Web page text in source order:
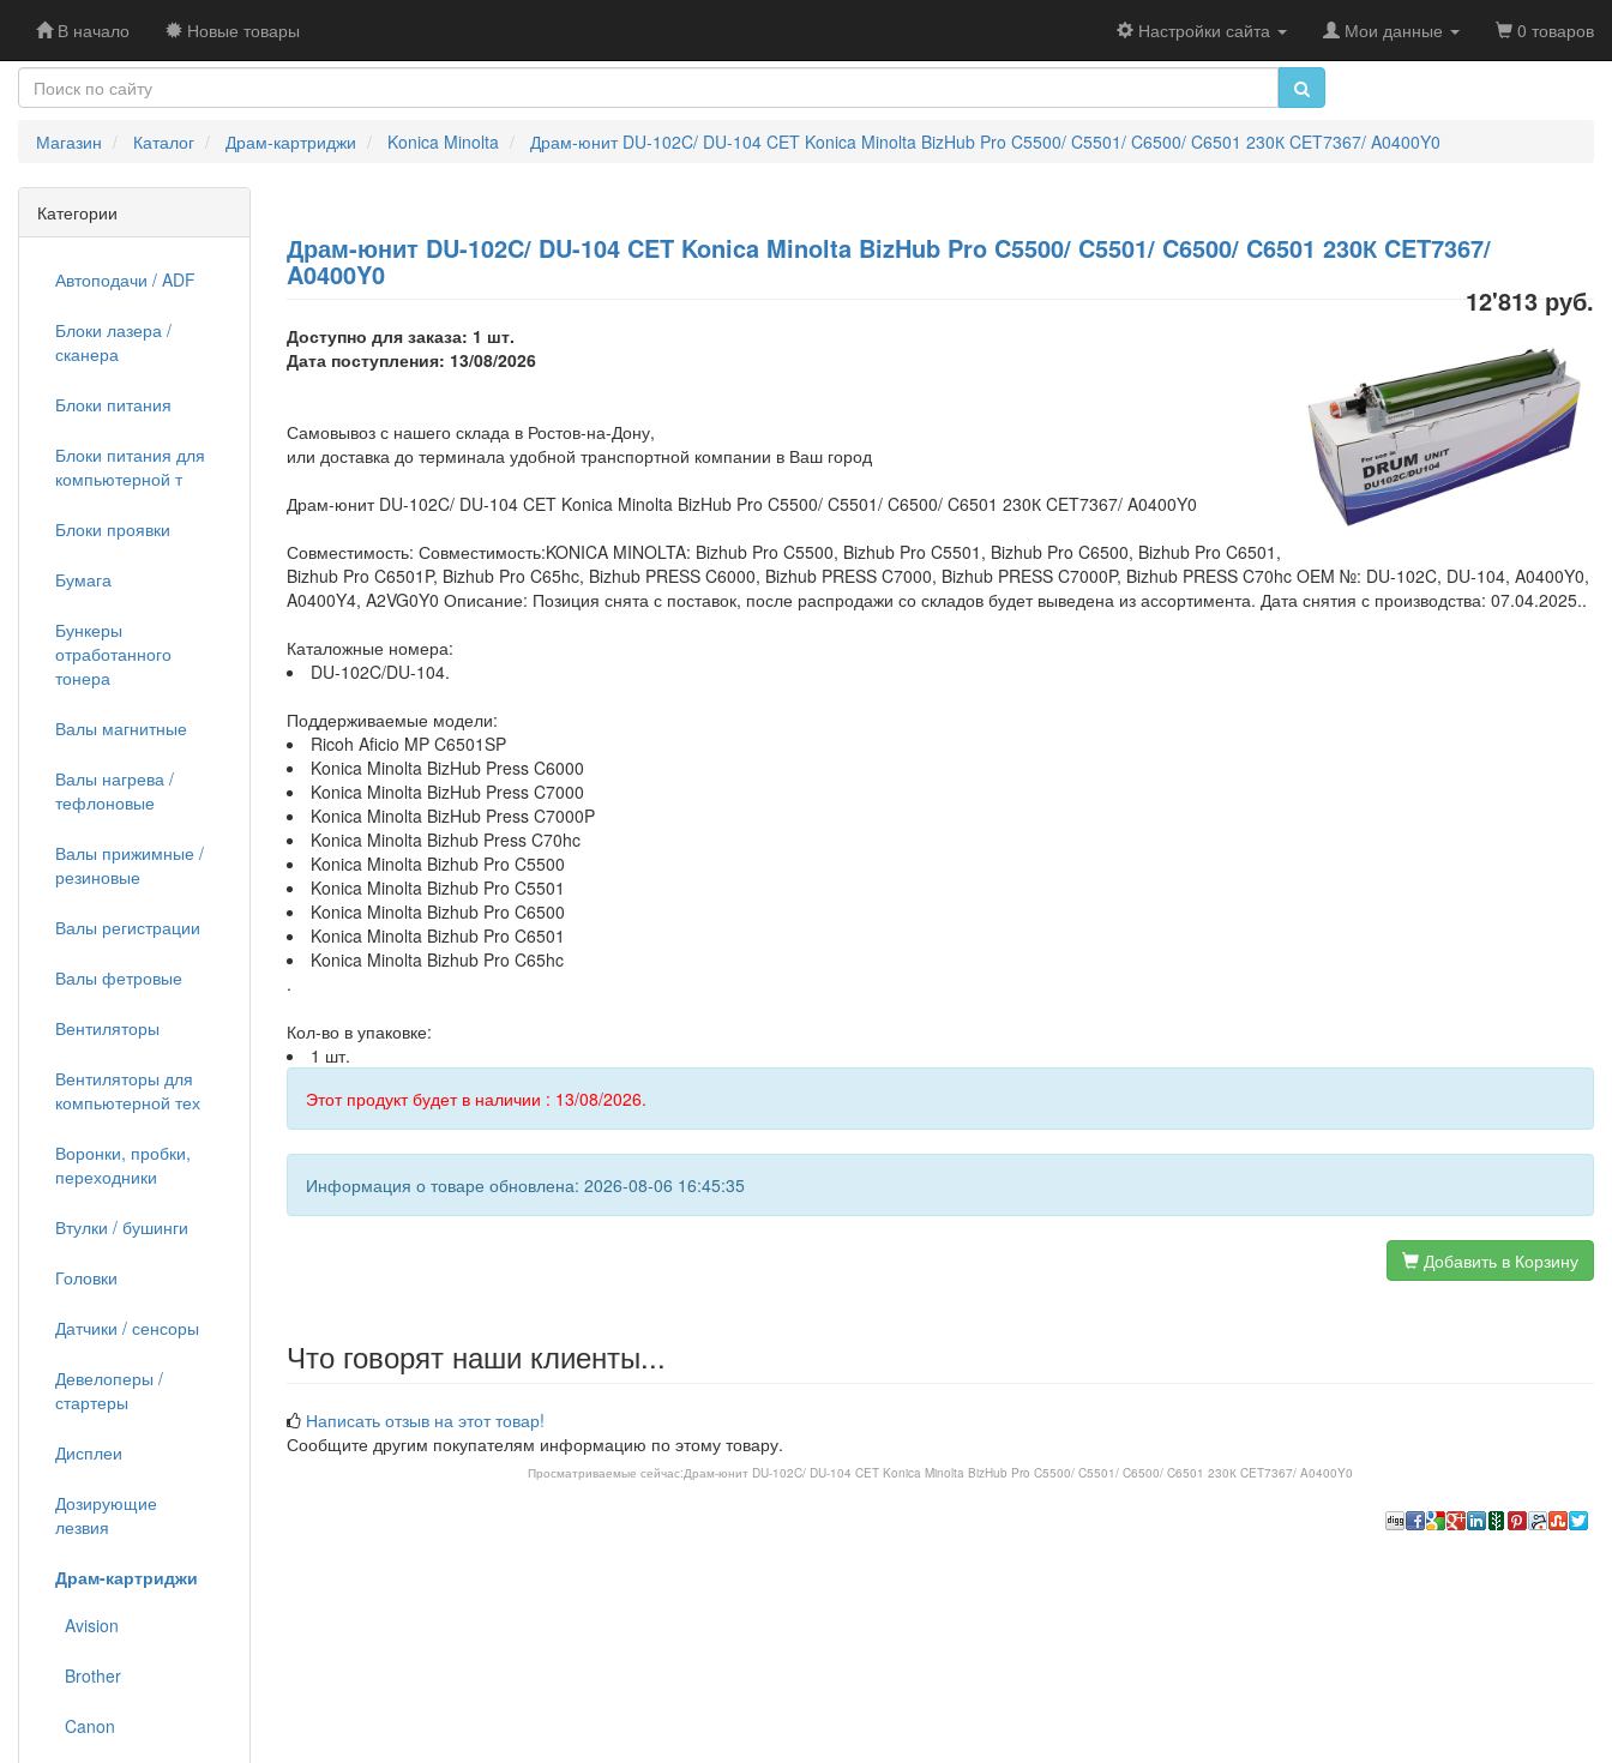
В начало Новые товары Настройки сайта Мои данные 0 товаров
Магазин Каталог Драм-картриджи Konica Minolta Драм-юнит DU-102C/ DU-104 CET Konica Minolta BizHub Pro C5500/ C5501/ C6500/ C6501 230К CET7367/ A0400Y0
Драм-юнит DU-102C/ DU-104 CET Konica Minolta BizHub Pro C5500/ C5501/ C6500/ C6501 230К CET7367/
A0400Y0
12'813 руб.
Доступно для заказа: 1 шт.
Дата поступления: 13/08/2026
Самовывоз с нашего склада в Ростов-на-Дону,
или доставка до терминала удобной транспортной компании в Ваш город
Драм-юнит DU-102C/ DU-104 CET Konica Minolta BizHub Pro C5500/ C5501/ C6500/ C6501 230К CET7367/ A0400Y0
Совместимость: Совместимость:KONICA MINOLTA: Bizhub Pro C5500, Bizhub Pro C5501, Bizhub Pro C6500, Bizhub Pro C6501,
Bizhub Pro C6501P, Bizhub Pro C65hc, Bizhub PRESS C6000, Bizhub PRESS C7000, Bizhub PRESS C7000P, Bizhub PRESS C70hc OEM №: DU-102C, DU-104, A0400Y0,
A0400Y4, A2VG0Y0 Описание: Позиция снята с поставок, после распродажи со складов будет выведена из ассортимента. Дата снятия с производства: 07.04.2025..
Каталожные номера:
DU-102C/DU-104.
Поддерживаемые модели:
Ricoh Aficio MP C6501SP
Konica Minolta BizHub Press C6000
Konica Minolta BizHub Press C7000
Konica Minolta BizHub Press C7000P
Konica Minolta Bizhub Press C70hc
Konica Minolta Bizhub Pro C5500
Konica Minolta Bizhub Pro C5501
Konica Minolta Bizhub Pro C6500
Konica Minolta Bizhub Pro C6501
Konica Minolta Bizhub Pro C65hc
.
Кол-во в упаковке:
1 шт.
Этот продукт будет в наличии : 13/08/2026.
Информация о товаре обновлена: 2026-08-06 16:45:35
Добавить в Корзину
Что говорят наши клиенты...
Написать отзыв на этот товар!
Сообщите другим покупателям информацию по этому товару.
Просматриваемые сейчас:Драм-юнит DU-102C/ DU-104 CET Konica Minolta BizHub Pro C5500/ C5501/ C6500/ C6501 230К CET7367/ A0400Y0
Категории
Автоподачи / ADF
Блоки лазера /
сканера
Блоки питания
Блоки питания для
компьютерной т
Блоки проявки
Бумага
Бункеры
отработанного
тонера
Валы магнитные
Валы нагрева /
тефлоновые
Валы прижимные /
резиновые
Валы регистрации
Валы фетровые
Вентиляторы
Вентиляторы для
компьютерной тех
Воронки, пробки,
переходники
Втулки / бушинги
Головки
Датчики / сенсоры
Девелоперы /
стартеры
Дисплеи
Дозирующие
лезвия
Драм-картриджи
Avision
Brother
Canon